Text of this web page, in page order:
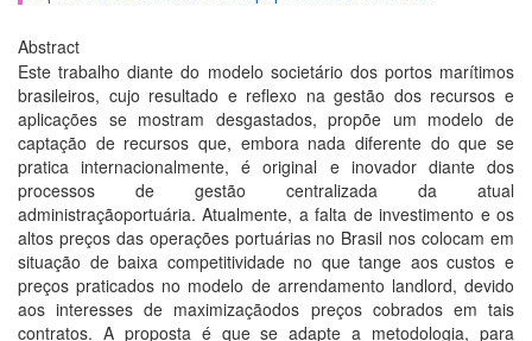
Abstract
Este trabalho diante do modelo societário dos portos marítimos
brasileiros, cujo resultado e reflexo na gestão dos recursos e
aplicações se mostram desgastados, propõe um modelo de
captação de recursos que, embora nada diferente do que se
pratica internacionalmente, é original e inovador diante dos
processos de gestão centralizada da atual
administraçãoportuária. Atualmente, a falta de investimento e os
altos preços das operações portuárias no Brasil nos colocam em
situação de baixa competitividade no que tange aos custos e
preços praticados no modelo de arrendamento landlord, devido
aos interesses de maximizaçãodos preços cobrados em tais
contratos. A proposta é que se adapte a metodologia, para